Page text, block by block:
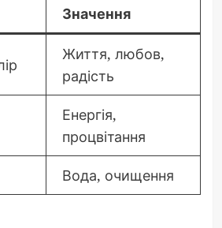
Значення
Життя, любов,
радість
Енергія,
процвітання
Вода, очищення